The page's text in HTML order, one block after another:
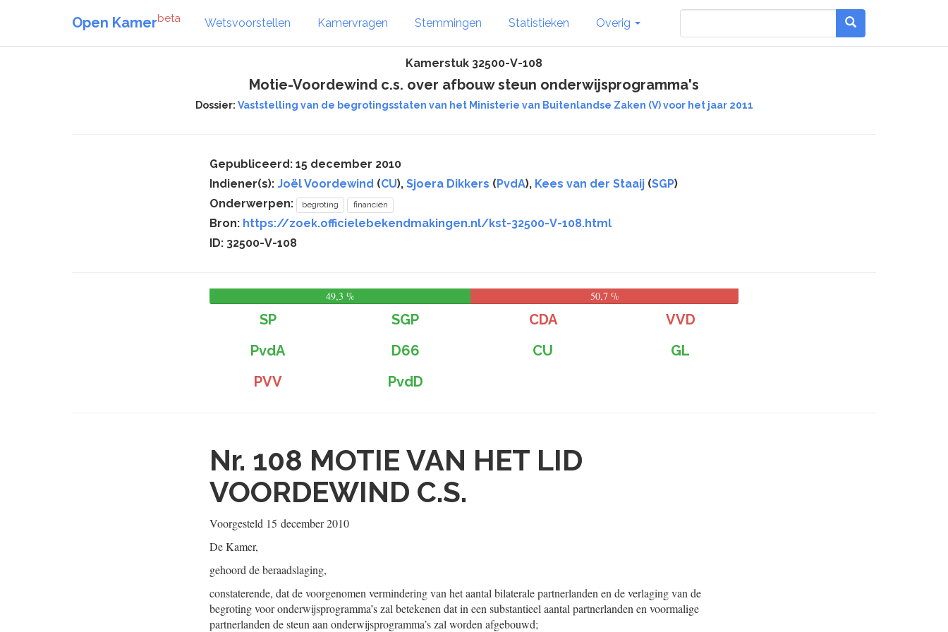
Open Kamerbeta Wetsvoorstellen Kamervragen Stemmingen Statistieken Overig
Kamerstuk 32500-V-108
Motie-Voordewind c.s. over afbouw steun onderwijsprogramma's
Dossier: Vaststelling van de begrotingsstaten van het Ministerie van Buitenlandse Zaken (V) voor het jaar 2011
Gepubliceerd: 15 december 2010
Indiener(s): Joël Voordewind (CU), Sjoera Dikkers (PvdA), Kees van der Staaij (SGP)
Onderwerpen:
begroting financiën
Bron: https://zoek.officielebekendmakingen.nl/kst-32500-V-108.html
ID: 32500-V-108
49,3 % 50,7 %
SP SGP CDA
VVD
PvdA
D66 CU
GL
PVV
PvdD
Nr. 108 MOTIE VAN HET LID
VOORDEWIND C.S.
Voorgesteld 15 december 2010
De Kamer,
gehoord de beraadslaging,
constaterende, dat de voorgenomen vermindering van het aantal bilaterale partnerlanden en de verlaging van de
begroting voor onderwijsprogramma’s zal betekenen dat in een substantieel aantal partnerlanden en voormalige
partnerlanden de steun aan onderwijsprogramma’s zal worden afgebouwd;